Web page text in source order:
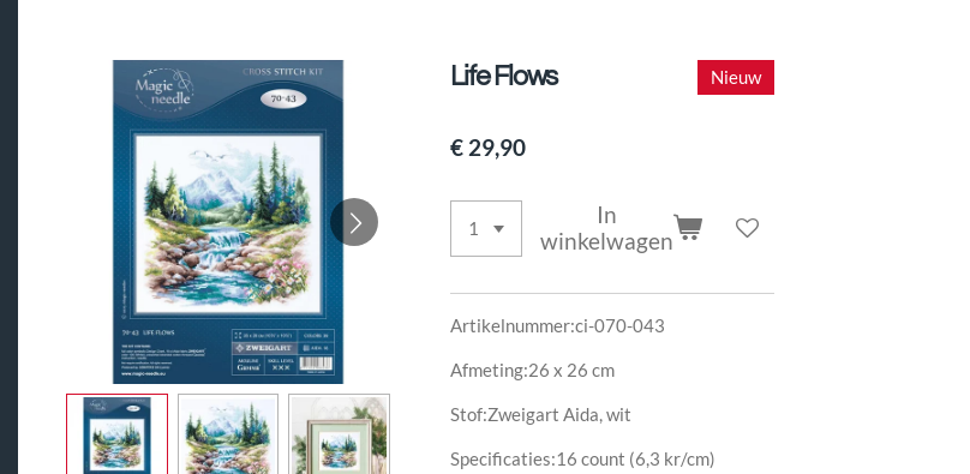
Life Flows Nieuw
€ 29,90
In
winkelwagen
Artikelnummer:ci-070-043
Afmeting:26 x 26 cm
Stof:Zweigart Aida, wit
Specificaties:16 count (6,3 kr/cm)